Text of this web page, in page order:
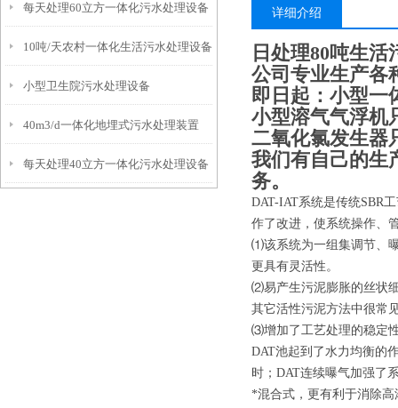
每天处理60立方一体化污水处理设备
10吨/天农村一体化生活污水处理设备
小型卫生院污水处理设备
40m3/d一体化地埋式污水处理装置
每天处理40立方一体化污水处理设备
详细介绍
日处理80吨生
公司专业生产各
即日起：小型一
小型溶气气浮机
二氧化氯发生器
我们有自己的生
务。
DAT-IAT系统是传统SBR
作了改进，使系统操作、
⑴该系统为一组集调节、
更具有灵活性。
⑵易产生污泥膨胀的丝状
其它活性污泥方法中很常
⑶增加了工艺处理的稳定
DAT池起到了水力均衡的
时；DAT连续曝气加强了
*混合式，更有利于消除